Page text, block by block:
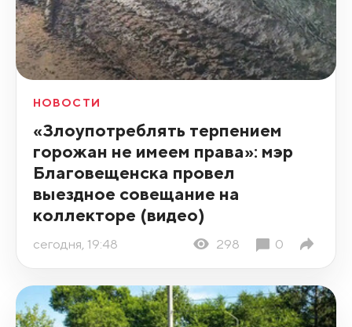
НОВОСТИ
«Злоупотреблять терпением
горожан не имеем права»: мэр
Благовещенска провел
выездное совещание на
коллекторе (видео)
сегодня, 19:48 298 0